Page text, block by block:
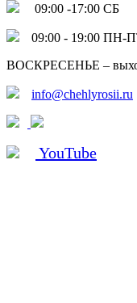
09:00 -17:00 СБ
09:00 - 19:00 ПН-
ВОСКРЕСЕНЬЕ –
info@chehlyrosii.ru
YouTube